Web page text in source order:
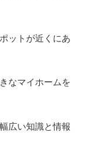
ットが近くにあ
なマイホームを
広い知識と情報